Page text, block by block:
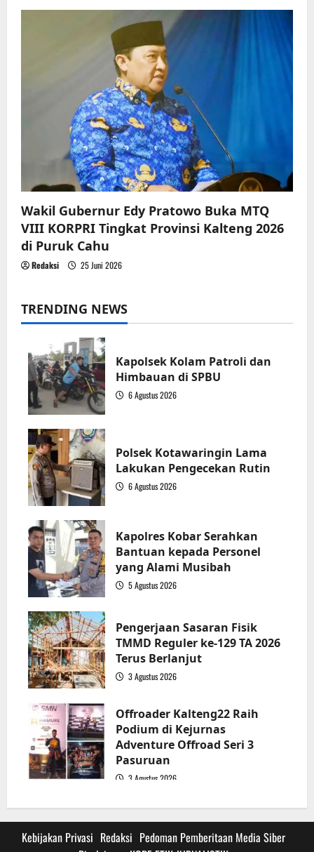
Wakil Gubernur Edy Pratowo Buka MTQ
VIII KORPRI Tingkat Provinsi Kalteng 2026
di Puruk Cahu
Redaksi 25 Juni 2026
TRENDING NEWS
Kapolsek Kolam Patroli dan
Himbauan di SPBU
6 Agustus 2026
Polsek Kotawaringin Lama
Lakukan Pengecekan Rutin
6 Agustus 2026
Kapolres Kobar Serahkan
Bantuan kepada Personel
yang Alami Musibah
5 Agustus 2026
Pengerjaan Sasaran Fisik
TMMD Reguler ke-129 TA 2026
Terus Berlanjut
3 Agustus 2026
Offroader Kalteng22 Raih
Podium di Kejurnas
Adventure Offroad Seri 3
Pasuruan
3 Agustus 2026
Kebijakan Privasi Redaksi Pedoman Pemberitaan Media Siber